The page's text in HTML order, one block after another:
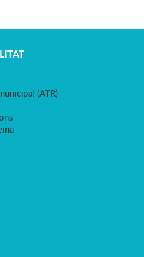
(ATR)